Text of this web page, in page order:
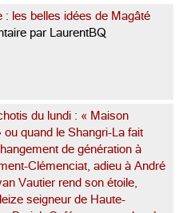
: les belles idées de Magâté
par LaurentBQ
du lundi : « Maison
ou quand le Shangri-La fait
de génération à
Clémenciat, adieu à André
Vautier rend son étoile,
seigneur de Haute-